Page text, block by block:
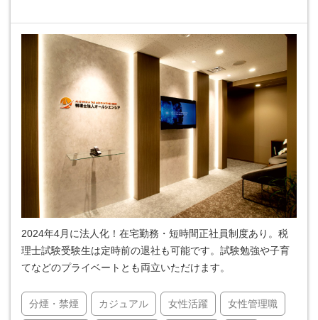
2024年4月に法人化！在宅勤務・短時間正社員制度あり。税
理士試験受験生は定時前の退社も可能です。試験勉強や子育
てなどのプライベートとも両立いただけます。
分煙・禁煙 カジュアル 女性活躍 女性管理職